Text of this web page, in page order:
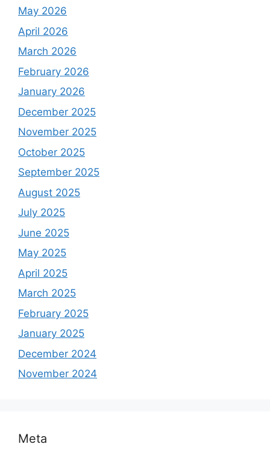
May 2026
April 2026
March 2026
February 2026
January 2026
December 2025
November 2025
October 2025
September 2025
August 2025
July 2025
June 2025
May 2025
April 2025
March 2025
February 2025
January 2025
December 2024
November 2024
Meta